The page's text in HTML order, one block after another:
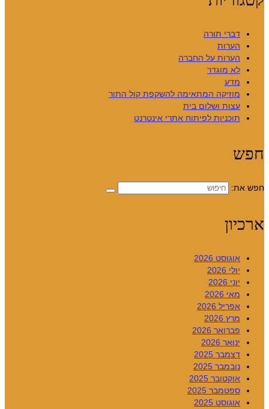
דברי תורה
הערות
הערות על החברה
לא מוגדר
מדע
מוזיקה המתאימה להשקפת קול התור
עצות ושלום בית
תוכניות לפיתוח אתרי אינטרנט
חפש
חפש את:
ארכיון
אוגוסט 2026
יולי 2026
יוני 2026
מאי 2026
אפריל 2026
מרץ 2026
פברואר 2026
ינואר 2026
דצמבר 2025
נובמבר 2025
אוקטובר 2025
ספטמבר 2025
אוגוסט 2025